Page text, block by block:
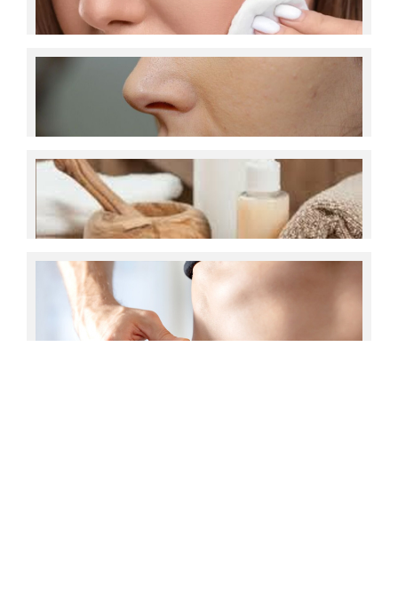
ഐ മേക്ക്അപ് റിമൂവ് ചെയ്യാതെയാണോ
ഉറങ്ങുന്നത്; ഈ അപകട ലക്ഷണങ്ങള്‍ ശ്രദ്ധിയ്ക്കാം
ചൂടില്‍ നിങ്ങളുടെ ചുണ്ടുകളെ
പരിഗണിയ്ക്കാറുണ്ടോ? ചുണ്ടുകള്‍ക്ക് സൗന്ദര്യം
നല്‍കാന്‍ അറിയേണ്ട കാര്യങ്ങള്‍
വീട്ടില്‍ത്തന്നെ തയാറാക്കാം മുഖത്തിലെ ചുളിവുകള്‍
മായ്ക്കുന്ന നാച്ചുറല്‍ ക്രീം